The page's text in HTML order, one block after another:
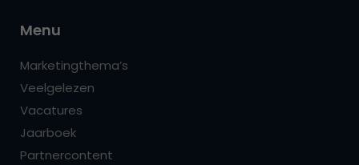
Menu
Marketingthema’s
Veelgelezen
Vacatures
Jaarboek
Partnercontent